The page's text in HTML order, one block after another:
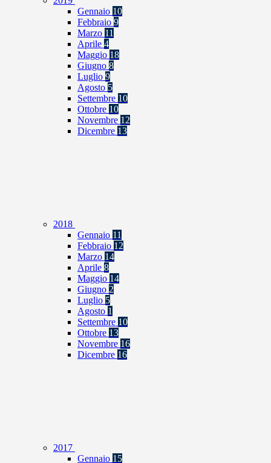
Gennaio 10
Febbraio 9
Marzo 11
Aprile 4
Maggio 18
Giugno 8
Luglio 9
Agosto 5
Settembre 10
Ottobre 10
Novembre 12
Dicembre 13
2018
Gennaio 11
Febbraio 12
Marzo 14
Aprile 8
Maggio 14
Giugno 2
Luglio 5
Agosto 1
Settembre 10
Ottobre 13
Novembre 16
Dicembre 16
2017
Gennaio 15